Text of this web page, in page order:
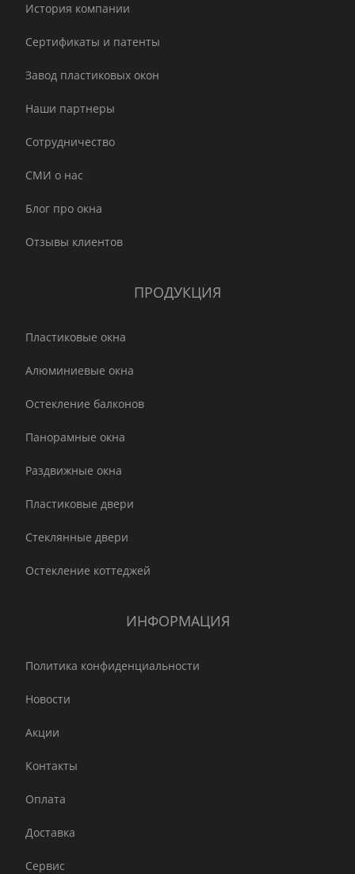
История компании
Сертификаты и патенты
Завод пластиковых окон
Наши партнеры
Сотрудничество
СМИ о нас
Блог про окна
Отзывы клиентов
ПРОДУКЦИЯ
Пластиковые окна
Алюминиевые окна
Остекление балконов
Панорамные окна
Раздвижные окна
Пластиковые двери
Стеклянные двери
Остекление коттеджей
ИНФОРМАЦИЯ
Политика конфиденциальности
Новости
Акции
Контакты
Оплата
Доставка
Сервис